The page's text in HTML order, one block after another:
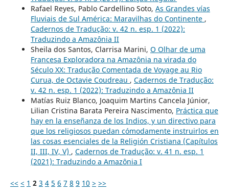
Rafael Reyes, Pablo Cardellino Soto, As Grandes vías
Fluviais de Sul América: Maravilhas do Continente ,
Cadernos de Tradução: v. 42 n. esp. 1 (2022):
Traduzindo a Amazônia II
Sheila dos Santos, Clarrisa Marini, O Olhar de uma
Francesa Exploradora na Amazônia na virada do
Século XX: Tradução Comentada de Voyage au Rio
Curua, de Octavie Coudreau , Cadernos de Tradução:
v. 42 n. esp. 1 (2022): Traduzindo a Amazônia II
Matías Ruiz Blanco, Joaquim Martins Cancela Júnior,
Lilian Cristina Barata Pereira Nascimento, Práctica que
hay en la enseñanza de los Indios, y un directivo para
que los religiosos puedan cómodamente instruirlos en
las cosas esenciales de la Religión Cristiana (Capítulos
II, III, IV, V) , Cadernos de Tradução: v. 41 n. esp. 1
(2021): Traduzindo a Amazônia I
<< < 1 2 3 4 5 6 7 8 9 10 > >>